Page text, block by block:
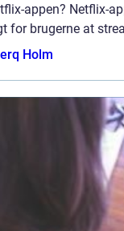
appen? Netflix-
for brugerne at
Holm